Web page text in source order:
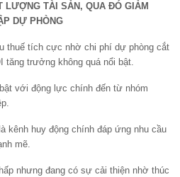
LƯỢNG TÀI SẢN, QUA ĐÓ GIẢM
DỰ PHÒNG
thuế tích cực nhờ chi phí dự phòng cắt
tăng trưởng không quá nổi bật.
với động lực chính đến từ nhóm
kênh huy động chính đáp ứng nhu cầu
mẽ.
nhưng đang có sự cải thiện nhờ thúc